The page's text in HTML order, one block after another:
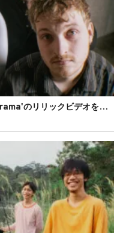
Agatha Is Dead!、'Courtroom Drama'のリリックビデオを公開